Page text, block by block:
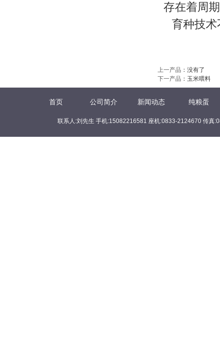
存在着周
育种技
上一产品 ：没有了
下一产品 ： 玉米喂料
首页 公司简介 新闻动态 纯粮蛋
联系人:刘先生 手机:15082216581 座机:0833-2124670 传真